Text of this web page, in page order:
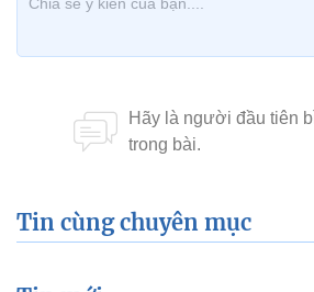
Tin cùng chuyên mục